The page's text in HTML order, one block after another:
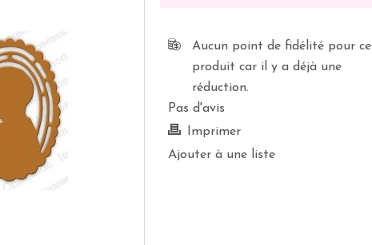
Aucun point de fidélité pour ce
produit car il y a déjà une
réduction.
Pas d'avis
Imprimer
Ajouter à une liste